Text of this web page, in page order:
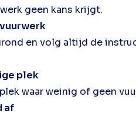
geen kans krijgt.
en volg altijd de
plek
waar weinig of geen
af